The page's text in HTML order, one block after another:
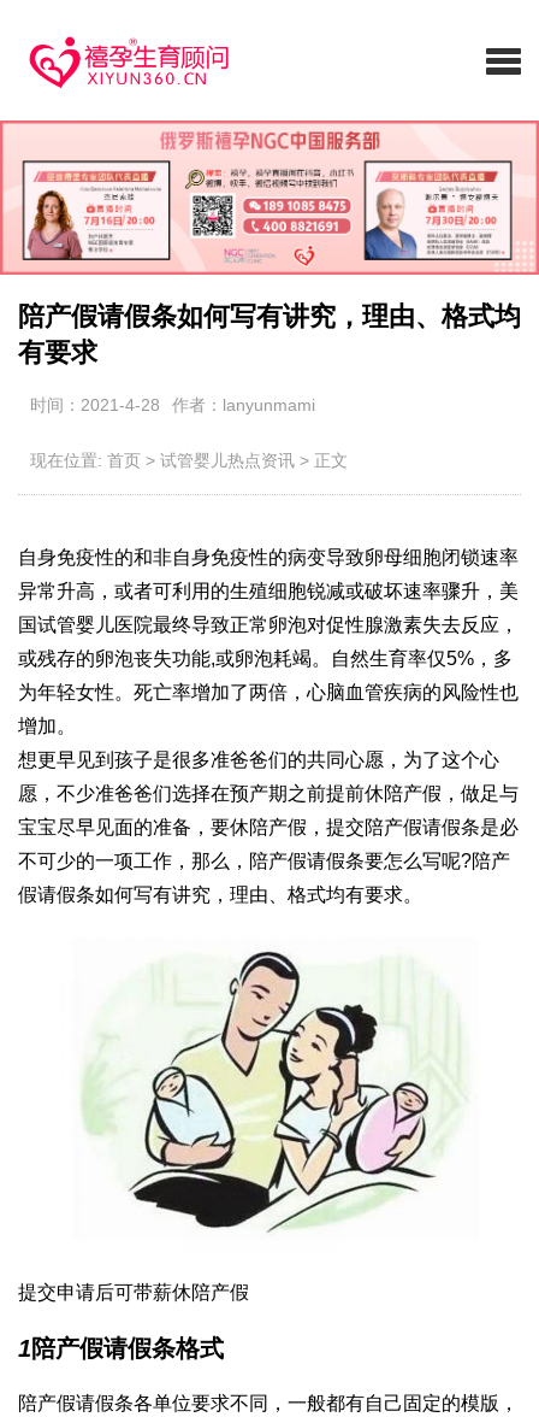
陪产假请假条如何写有讲究，理由、格式均
有要求
时间：2021-4-28 作者：lanyunmami
现在位置: 首页 > 试管婴儿热点资讯 > 正文
自身免疫性的和非自身免疫性的病变导致卵母细胞闭锁速率
异常升高，或者可利用的生殖细胞锐减或破坏速率骤升，美
国试管婴儿医院最终导致正常卵泡对促性腺激素失去反应，
或残存的卵泡丧失功能,或卵泡耗竭。自然生育率仅5%，多
为年轻女性。死亡率增加了两倍，心脑血管疾病的风险性也
增加。
想更早见到孩子是很多准爸爸们的共同心愿，为了这个心
愿，不少准爸爸们选择在预产期之前提前休陪产假，做足与
宝宝尽早见面的准备，要休陪产假，提交陪产假请假条是必
不可少的一项工作，那么，陪产假请假条要怎么写呢?陪产
假请假条如何写有讲究，理由、格式均有要求。
提交申请后可带薪休陪产假
1陪产假请假条格式
陪产假请假条各单位要求不同，一般都有自己固定的模版，